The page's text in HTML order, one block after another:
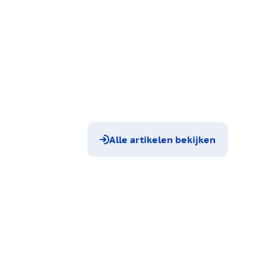
Alle artikelen bekijken